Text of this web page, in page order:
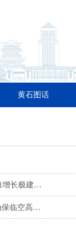
黄石图话
“决胜‘十四五’ 建功新黄石”系列新闻发布会第四场：加快建成现代化特钢之城助推增长极建设整体提升
“决胜‘十四五’ 建功新黄石”系列新闻发布会第三场：决胜“十四五” 突围开新局确保临空高端商务区建设取得决定性进展